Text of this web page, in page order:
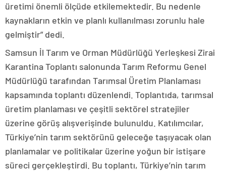
üretimi önemli ölçüde etkilemektedir. Bu nedenle
kaynakların etkin ve planlı kullanılması zorunlu hale
gelmiştir” dedi.
Samsun İl Tarım ve Orman Müdürlüğü Yerleşkesi Zirai
Karantina Toplantı salonunda Tarım Reformu Genel
Müdürlüğü tarafından Tarımsal Üretim Planlaması
kapsamında toplantı düzenlendi. Toplantıda, tarımsal
üretim planlaması ve çeşitli sektörel stratejiler
üzerine görüş alışverişinde bulunuldu. Katılımcılar,
Türkiye’nin tarım sektörünü geleceğe taşıyacak olan
planlamalar ve politikalar üzerine yoğun bir istişare
süreci gerçekleştirdi. Bu toplantı, Türkiye’nin tarım